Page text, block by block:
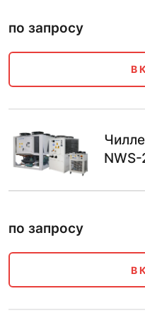
по запросу
В
NWS-
по запросу
В